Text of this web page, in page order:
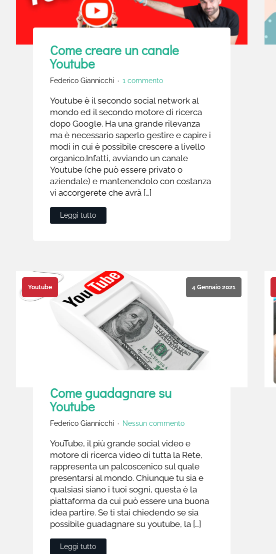
Come creare un canale
Youtube
Federico Giannicchi 1 commento
Youtube è il secondo social network al
mondo ed il secondo motore di ricerca
dopo Google. Ha una grande rilevanza
ma è necessario saperlo gestire e capire i
modi in cui è possibile crescere a livello
organico.Infatti, avviando un canale
Youtube (che può essere privato o
aziendale) e mantenendolo con costanza
vi accorgerete che avrà […]
Leggi tutto
4 Gennaio 2021
Youtube
Come guadagnare su
Youtube
Federico Giannicchi Nessun commento
YouTube, il più grande social video e
motore di ricerca video di tutta la Rete,
rappresenta un palcoscenico sul quale
presentarsi al mondo. Chiunque tu sia e
qualsiasi siano i tuoi sogni, questa è la
piattaforma da cui può essere una buona
idea partire. Se ti stai chiedendo se sia
possibile guadagnare su youtube, la […]
Leggi tutto